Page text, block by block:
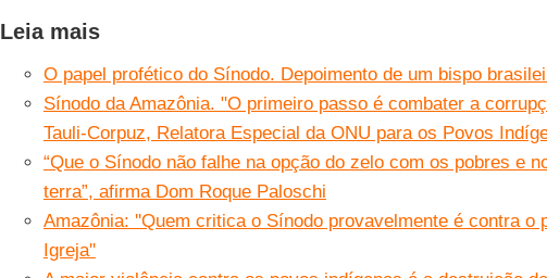
Leia mais
O papel profético do Sínodo. Depoimento de um bispo
Sínodo da Amazônia. "O primeiro passo é combater a
Tauli-Corpuz, Relatora Especial da ONU para os Povos
“Que o Sínodo não falhe na opção do zelo com os pobres e
terra”, afirma Dom Roque Paloschi
Amazônia: ''Quem critica o Sínodo provavelmente é contra o
Igreja''